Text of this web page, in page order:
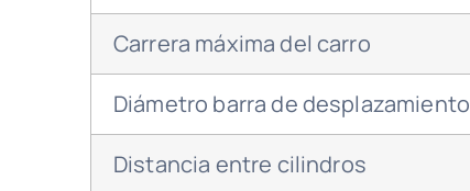
Carrera máxima del carro
Diámetro barra de desplazamiento
Distancia entre cilindros